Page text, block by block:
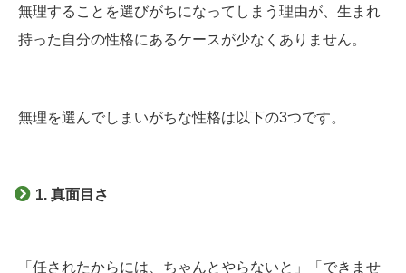
無理することを選びがちになってしまう理由が、生まれ
持った自分の性格にあるケースが少なくありません。
無理を選んでしまいがちな性格は以下の3つです。
1. 真面目さ
「任されたからには、ちゃんとやらないと」「できませ